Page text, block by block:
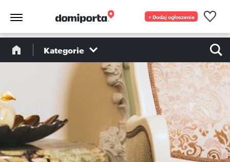
+ Dodaj ogłoszenie
Kategorie